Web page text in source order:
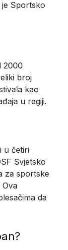
Sportsko
2000
broj
kao
u regiji.
u četiri
Svjetsko
za sportske
Ova
da